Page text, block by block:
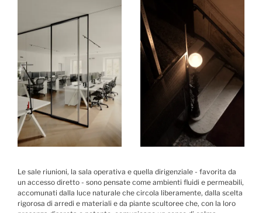
Le sale riunioni, la sala operativa e quella dirigenziale - favorita da
un accesso diretto - sono pensate come ambienti fluidi e permeabili,
accomunati dalla luce naturale che circola liberamente, dalla scelta
rigorosa di arredi e materiali e da piante scultoree che, con la loro